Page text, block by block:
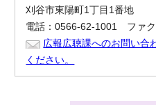
刈谷市東陽町1丁目1番地
電話：0566-62-1001 ファ
広報広聴課へのお問い合
ください。